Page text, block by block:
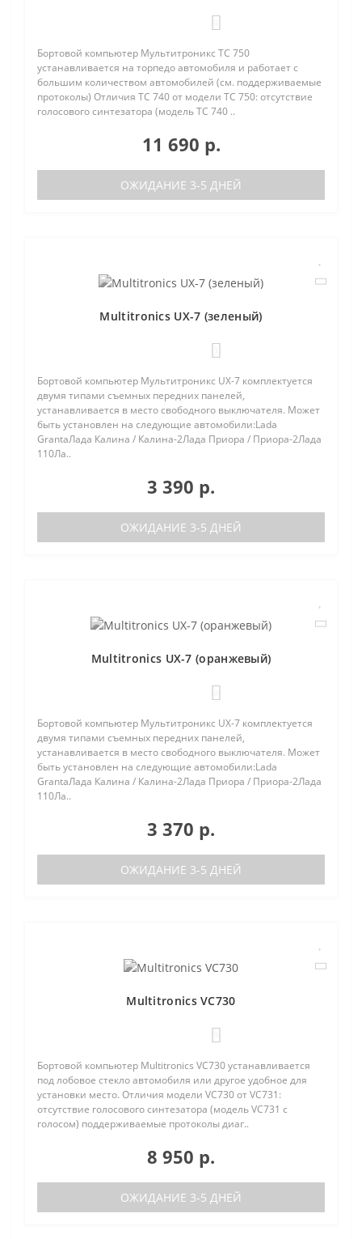
Бортовой компьютер Мультитроникс TC 750
устанавливается на торпедо автомобиля и работает с
большим количеством автомобилей (см. поддерживаемые
протоколы) Отличия TC 740 от модели TC 750: отсутствие
голосового синтезатора (модель TC 740 ..
11 690 р.
ОЖИДАНИЕ 3-5 ДНЕЙ
Multitronics UX-7 (зеленый)
Бортовой компьютер Мультитроникс UX-7 комплектуется
двумя типами съемных передних панелей,
устанавливается в место свободного выключателя. Может
быть установлен на следующие автомобили:Lada
GrantaЛада Калина / Калина-2Лада Приора / Приора-2Лада
110Ла..
3 390 р.
ОЖИДАНИЕ 3-5 ДНЕЙ
Multitronics UX-7 (оранжевый)
Бортовой компьютер Мультитроникс UX-7 комплектуется
двумя типами съемных передних панелей,
устанавливается в место свободного выключателя. Может
быть установлен на следующие автомобили:Lada
GrantaЛада Калина / Калина-2Лада Приора / Приора-2Лада
110Ла..
3 370 р.
ОЖИДАНИЕ 3-5 ДНЕЙ
Multitronics VC730
Бортовой компьютер Multitronics VC730 устанавливается
под лобовое стекло автомобиля или другое удобное для
установки место. Отличия модели VC730 от VC731:
отсутствие голосового синтезатора (модель VC731 с
голосом) поддерживаемые протоколы диаг..
8 950 р.
ОЖИДАНИЕ 3-5 ДНЕЙ